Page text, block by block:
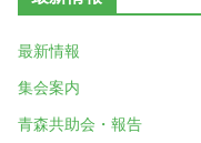
最新情報
集会案内
青森共助会・報告